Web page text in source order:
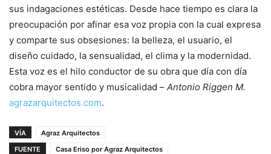
sus indagaciones estéticas. Desde hace tiempo es clara la
preocupación por afinar esa voz propia con la cual expresa
y comparte sus obsesiones: la belleza, el usuario, el
diseño cuidado, la sensualidad, el clima y la modernidad.
Esta voz es el hilo conductor de su obra que día con día
cobra mayor sentido y musicalidad – Antonio Riggen M.
agrazarquitectos.com.
VÍA
Agraz Arquitectos
FUENTE
Casa Eriso por Agraz Arquitectos